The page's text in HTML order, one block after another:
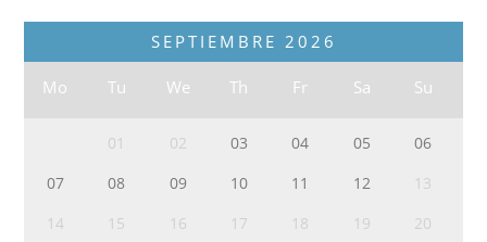
SEPTIEMBRE 2026
Mo Tu We Th Fr Sa Su
01 02 03 04 05
06
07
08 09 10 11 12
13
14
15 16 17 18 19
20